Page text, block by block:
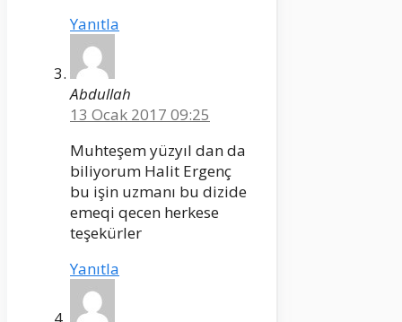
Yanıtla
Abdullah
13 Ocak 2017 09:25
Muhteşem yüzyıl dan da
biliyorum Halit Ergenç
bu işin uzmanı bu dizide
emeqi qecen herkese
teşekürler
Yanıtla